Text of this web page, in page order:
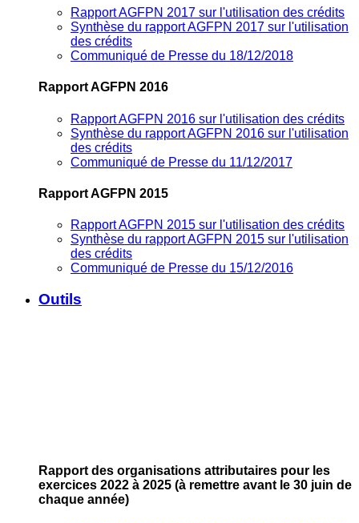
Rapport AGFPN 2017 sur l'utilisation des crédits
Synthèse du rapport AGFPN 2017 sur l'utilisation
des crédits
Communiqué de Presse du 18/12/2018
Rapport AGFPN 2016
Rapport AGFPN 2016 sur l'utilisation des crédits
Synthèse du rapport AGFPN 2016 sur l'utilisation
des crédits
Communiqué de Presse du 11/12/2017
Rapport AGFPN 2015
Rapport AGFPN 2015 sur l'utilisation des crédits
Synthèse du rapport AGFPN 2015 sur l'utilisation
des crédits
Communiqué de Presse du 15/12/2016
Outils
Rapport des organisations attributaires pour les
exercices 2022 à 2025 (à remettre avant le 30 juin de
chaque année)